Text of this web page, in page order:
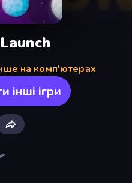
на комп'ютерах
інші ігри